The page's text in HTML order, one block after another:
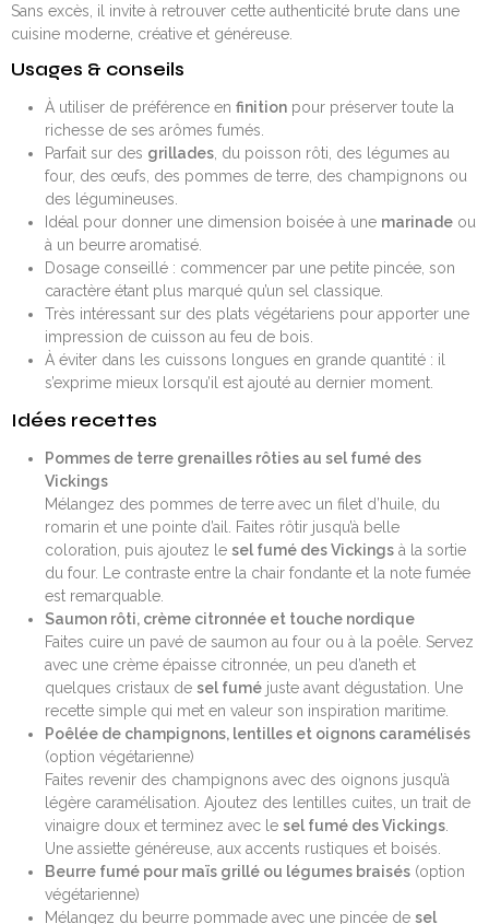
Sans excès, il invite à retrouver cette authenticité brute dans une
cuisine moderne, créative et généreuse.
Usages & conseils
À utiliser de préférence en finitionpour préserver toute la
richesse de ses arômes fumés.
Parfait sur des grillades, du poisson rôti, des légumes au
four, des œufs, des pommes de terre, des champignons ou
des légumineuses.
Idéal pour donner une dimension boisée à une marinadeou
à un beurre aromatisé.
Dosage conseillé : commencer par une petite pincée, son
caractère étant plus marqué qu’un sel classique.
Très intéressant sur des plats végétariens pour apporter une
impression de cuisson au feu de bois.
À éviter dans les cuissons longues en grande quantité : il
s’exprime mieux lorsqu’il est ajouté au dernier moment.
Idées recettes
Pommes de terre grenailles rôties au sel fumé des
Vickings
Mélangez des pommes de terre avec un filet d’huile, du
romarin et une pointe d’ail. Faites rôtir jusqu’à belle
coloration, puis ajoutez le sel fumé des Vickingsà la sortie
du four. Le contraste entre la chair fondante et la note fumée
est remarquable.
Saumon rôti, crème citronnée et touche nordique
Faites cuire un pavé de saumon au four ou à la poêle. Servez
avec une crème épaisse citronnée, un peu d’aneth et
quelques cristaux de sel fuméjuste avant dégustation. Une
recette simple qui met en valeur son inspiration maritime.
Poêlée de champignons, lentilles et oignons caramélisés
(option végétarienne)
Faites revenir des champignons avec des oignons jusqu’à
légère caramélisation. Ajoutez des lentilles cuites, un trait de
vinaigre doux et terminez avec le sel fumé des Vickings.
Une assiette généreuse, aux accents rustiques et boisés.
Beurre fumé pour maïs grillé ou légumes braisés(option
végétarienne)
Mélangez du beurre pommade avec une pincée de sel